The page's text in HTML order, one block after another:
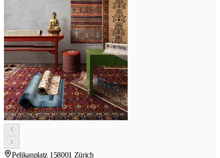
Pelikanplatz 158001 Zürich